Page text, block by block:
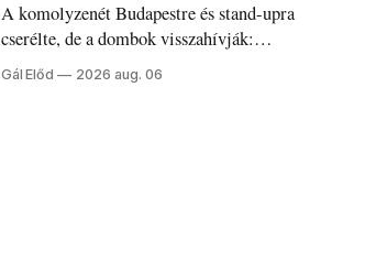
A komolyzenét Budapestre és stand-upra
cserélte, de a dombok visszahívják:
Forgács Rudi humorról, származásról és
Gál Előd 2026 aug. 06